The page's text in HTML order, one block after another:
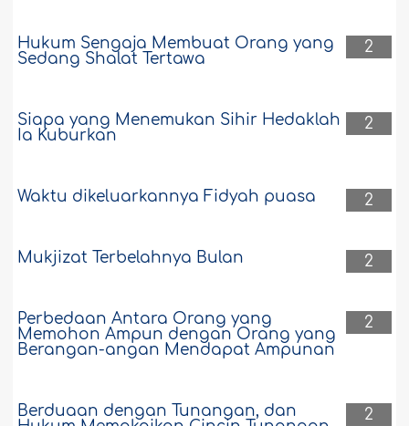
2
Hukum Sengaja Membuat Orang yang
Sedang Shalat Tertawa
2
Siapa yang Menemukan Sihir Hedaklah
Ia Kuburkan
2
Waktu dikeluarkannya Fidyah puasa
2
Mukjizat Terbelahnya Bulan
2
Perbedaan Antara Orang yang
Memohon Ampun dengan Orang yang
Berangan-angan Mendapat Ampunan
2
Berduaan dengan Tunangan, dan